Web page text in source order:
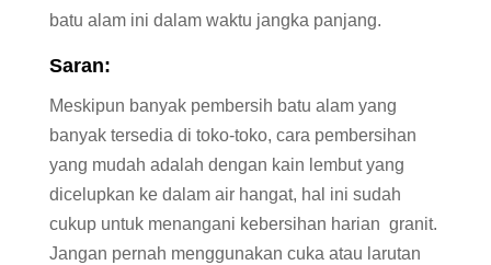
batu alam ini dalam waktu jangka panjang.
Saran:
Meskipun banyak pembersih batu alam yang
banyak tersedia di toko-toko, cara pembersihan
yang mudah adalah dengan kain lembut yang
dicelupkan ke dalam air hangat, hal ini sudah
cukup untuk menangani kebersihan harian granit.
Jangan pernah menggunakan cuka atau larutan